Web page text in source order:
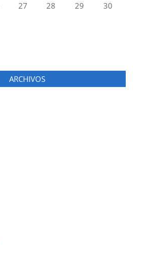
27 28 29
30
ARCHIVOS